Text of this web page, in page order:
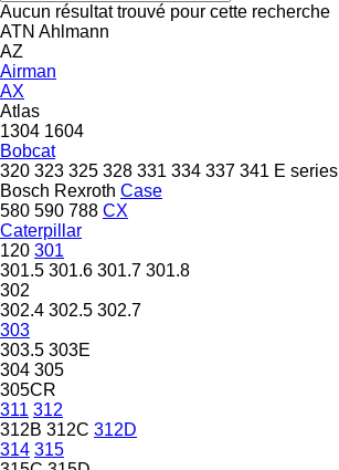
Aucun résultat trouvé pour cette recherche
ATN Ahlmann
AZ
Airman
AX
Atlas
1304 1604
Bobcat
320 323 325 328 331 334 337 341 E series
Bosch Rexroth Case
580 590 788 CX
Caterpillar
120 301
301.5 301.6 301.7 301.8
302
302.4 302.5 302.7
303
303.5 303E
304 305
305CR
311 312
312B 312C 312D
314 315